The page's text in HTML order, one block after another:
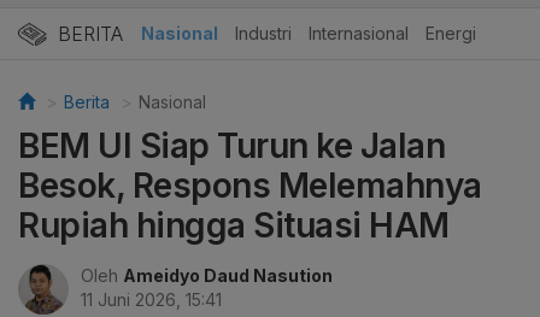
BERITA Nasional Industri Internasional Energi
Berita Nasional
BEM UI Siap Turun ke Jalan
Besok, Respons Melemahnya
Rupiah hingga Situasi HAM
Oleh Ameidyo Daud Nasution
11 Juni 2026, 15:41